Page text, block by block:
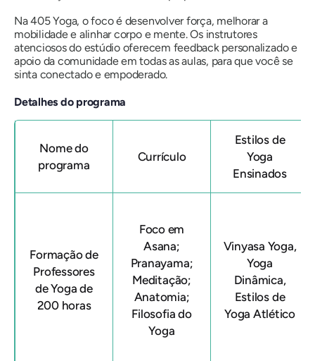
Na 405 Yoga, o foco é desenvolver força, melhorar a
mobilidade e alinhar corpo e mente. Os instrutores
atenciosos do estúdio oferecem feedback personalizado e
apoio da comunidade em todas as aulas, para que você se
sinta conectado e empoderado.
Detalhes do programa
Nome do
programa
Currículo
Estilos de
Yoga
Ensinados
Formação de
Professores
de Yoga de
200 horas
Foco em
Asana;
Pranayama;
Meditação;
Anatomia;
Filosofia do
Yoga
Vinyasa Yoga,
Yoga
Dinâmica,
Estilos de
Yoga Atlético